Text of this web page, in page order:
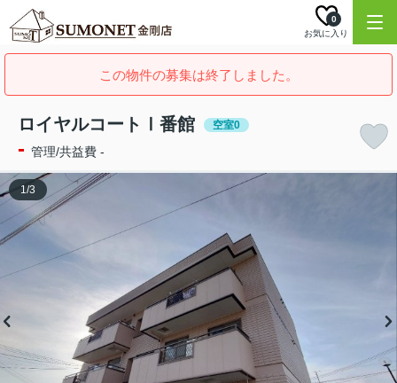
お気に入り
0
この物件の募集は終了しました。
ロイヤルコートⅠ番館 空室0
- 管理/共益費 -
1/3